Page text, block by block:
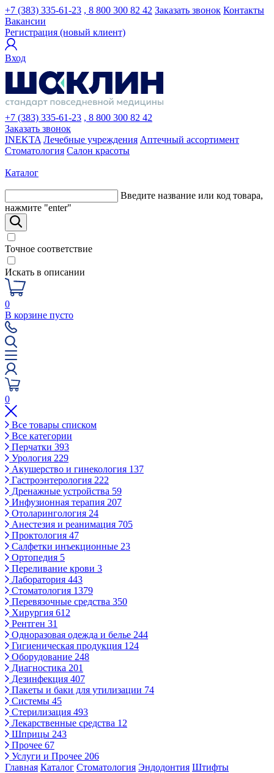
+7 (383) 335-61-23 , 8 800 300 82 42 Заказать звонок Контакты
Вакансии
Регистрация (новый клиент)
Вход
+7 (383) 335-61-23 , 8 800 300 82 42
Заказать звонок
INEKTA Лечебные учреждения Аптечный ассортимент
Стоматология Салон красоты
Каталог
Введите название или код товара,
нажмите "enter"
Точное соответствие
Искать в описании
0
В корзине пусто
0
Все товары списком
Все категории
Перчатки 393
Урология 229
Акушерство и гинекология 137
Гастроэнтерология 222
Дренажные устройства 59
Инфузионная терапия 207
Отоларингология 24
Анестезия и реанимация 705
Проктология 47
Салфетки инъекционные 23
Ортопедия 5
Переливание крови 3
Лаборатория 443
Стоматология 1379
Перевязочные средства 350
Хирургия 612
Рентген 31
Одноразовая одежда и белье 244
Гигиеническая продукция 124
Оборудование 248
Диагностика 201
Дезинфекция 407
Пакеты и баки для утилизации 74
Системы 45
Стерилизация 493
Лекарственные средства 12
Шприцы 243
Прочее 67
Услуги и Прочее 206
Главная Каталог Стоматология Эндодонтия Штифты